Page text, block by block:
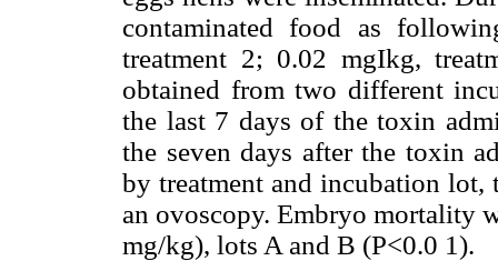
contaminated food as
treatment 2; 0.02 mgIkg,
obtained from two different
the last 7 days of the toxin
the seven days after the toxin
by treatment and incubation lot,
an ovoscopy. Embryo mortality
mg/kg), lots A and B (P<0.0 1).